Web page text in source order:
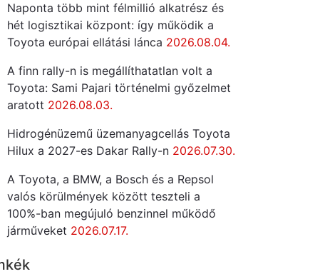
Naponta több mint félmillió alkatrész és
hét logisztikai központ: így működik a
Toyota európai ellátási lánca 2026.08.04.
A finn rally-n is megállíthatatlan volt a
Toyota: Sami Pajari történelmi győzelmet
aratott 2026.08.03.
Hidrogénüzemű üzemanyagcellás Toyota
Hilux a 2027-es Dakar Rally-n 2026.07.30.
A Toyota, a BMW, a Bosch és a Repsol
valós körülmények között teszteli a
100%-ban megújuló benzinnel működő
járműveket 2026.07.17.